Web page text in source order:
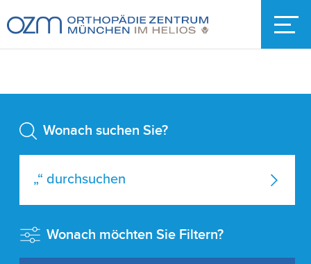
Wonach suchen Sie?
Wonach möchten Sie Filtern?